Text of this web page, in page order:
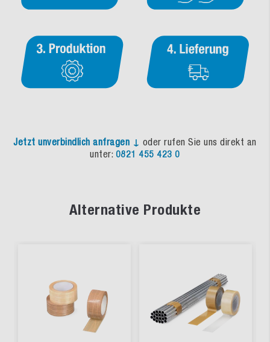
Jetzt unverbindlich anfragen ↓ oder rufen Sie uns direkt an
unter: 0821 455 423 0
Alternative Produkte